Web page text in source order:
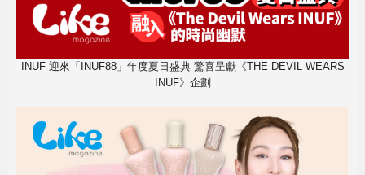
INUF 迎來「INUF88」年度夏日盛典 驚喜呈獻《THE DEVIL WEARS
INUF》企劃